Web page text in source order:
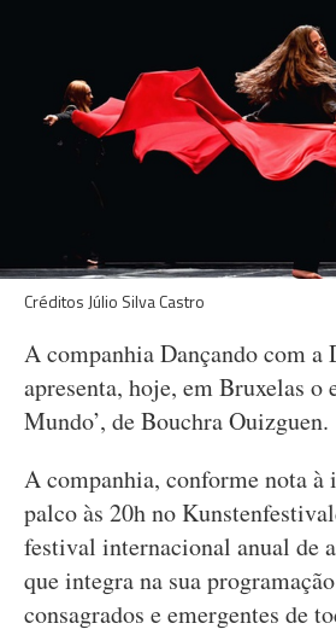
Créditos Júlio Silva Castro
A companhia Dançando com a
apresenta, hoje, em Bruxelas o
Mundo’, de Bouchra Ouizguen.
A companhia, conforme nota à
palco às 20h no
festival internacional anual de
que integra na sua
consagrados e emergentes de